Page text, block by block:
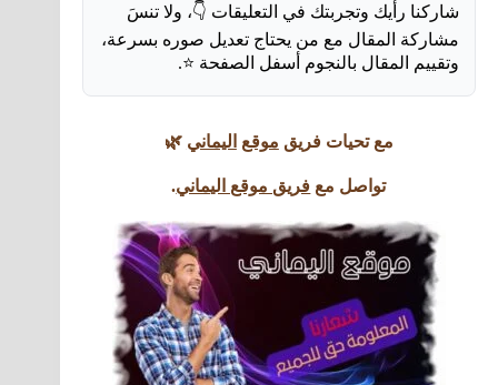
شاركنا رأيك وتجربتك في التعليقات 👇، ولا تنسَ
مشاركة المقال مع من يحتاج تعديل صوره بسرعة،
وتقييم المقال بالنجوم أسفل الصفحة ⭐.
مع تحيات فريق موقع اليماني 🌿
تواصل مع فريق موقع اليماني.